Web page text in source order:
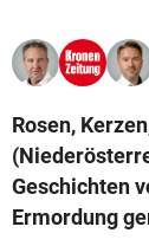
© Krone
Rosen,
Geschichten
Ermordung